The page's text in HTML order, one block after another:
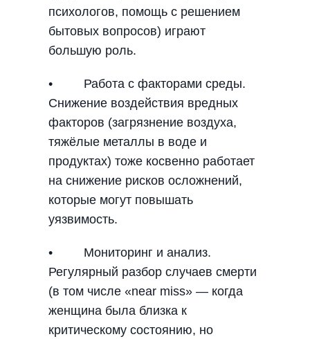
психологов, помощь с решением
бытовых вопросов) играют
большую роль.
• Работа с факторами среды.
Снижение воздействия вредных
факторов (загрязнение воздуха,
тяжёлые металлы в воде и
продуктах) тоже косвенно работает
на снижение рисков осложнений,
которые могут повышать
уязвимость.
• Мониторинг и анализ.
Регулярный разбор случаев смерти
(в том числе «near miss» — когда
женщина была близка к
критическому состоянию, но